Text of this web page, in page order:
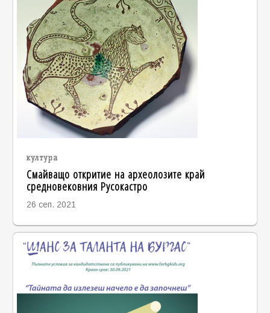
култура
Смайващо откритие на археолозите край
средновековния Русокастро
26 сеп. 2021